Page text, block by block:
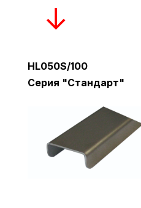
↓
HL050S/100
Серия "Стандарт"